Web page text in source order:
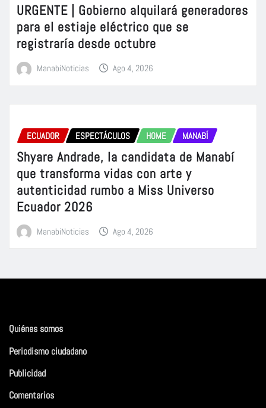
URGENTE | Gobierno alquilará generadores
para el estiaje eléctrico que se
registraría desde octubre
ManabiNoticias Ago 4, 2026
ECUADOR ESPECTÁCULOS HOME MANABÍ
Shyare Andrade, la candidata de Manabí
que transforma vidas con arte y
autenticidad rumbo a Miss Universo
Ecuador 2026
ManabiNoticias Ago 4, 2026
Quiénes somos
Periodismo ciudadano
Publicidad
Comentarios